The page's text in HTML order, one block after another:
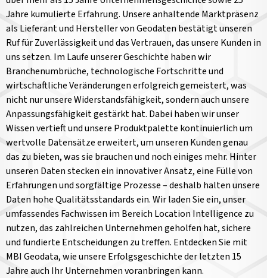
Jahre kumulierte Erfahrung. Unsere anhaltende Marktpräsenz
als Lieferant und Hersteller von Geodaten bestätigt unseren
Ruf für Zuverlässigkeit und das Vertrauen, das unsere Kunden in
uns setzen. Im Laufe unserer Geschichte haben wir
Branchenumbrüche, technologische Fortschritte und
wirtschaftliche Veränderungen erfolgreich gemeistert, was
nicht nur unsere Widerstandsfähigkeit, sondern auch unsere
Anpassungsfähigkeit gestärkt hat. Dabei haben wir unser
Wissen vertieft und unsere Produktpalette kontinuierlich um
wertvolle Datensätze erweitert, um unseren Kunden genau
das zu bieten, was sie brauchen und noch einiges mehr. Hinter
unseren Daten stecken ein innovativer Ansatz, eine Fülle von
Erfahrungen und sorgfältige Prozesse – deshalb halten unsere
Daten hohe Qualitätsstandards ein. Wir laden Sie ein, unser
umfassendes Fachwissen im Bereich Location Intelligence zu
nutzen, das zahlreichen Unternehmen geholfen hat, sichere
und fundierte Entscheidungen zu treffen. Entdecken Sie mit
MBI Geodata, wie unsere Erfolgsgeschichte der letzten 15
Jahre auch Ihr Unternehmen voranbringen kann.